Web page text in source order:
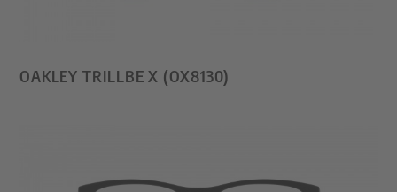
OAKLEY TRILLBE X (OX8130)